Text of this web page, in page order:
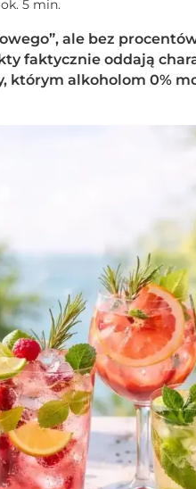
5 min.
ale bez
faktycznie oddają
alkoholom 0%